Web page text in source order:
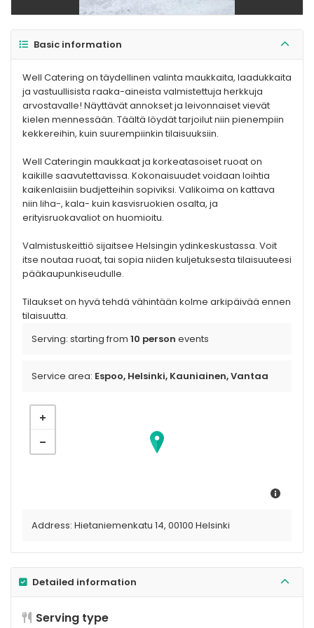
Basic information
Well Catering on täydellinen valinta maukkaita, laadukkaita
ja vastuullisista raaka-aineista valmistettuja herkkuja
arvostavalle! Näyttävät annokset ja leivonnaiset vievät
kielen mennessään. Täältä löydät tarjoilut niin pienempiin
kekkereihin, kuin suurempiinkin tilaisuuksiin.
Well Cateringin maukkaat ja korkeatasoiset ruoat on
kaikille saavutettavissa. Kokonaisuudet voidaan loihtia
kaikenlaisiin budjetteihin sopiviksi. Valikoima on kattava
niin liha-, kala- kuin kasvisruokien osalta, ja
erityisruokavaliot on huomioitu.
Valmistuskeittiö sijaitsee Helsingin ydinkeskustassa. Voit
itse noutaa ruoat, tai sopia niiden kuljetuksesta tilaisuuteesi
pääkaupunkiseudulle.
Tilaukset on hyvä tehdä vähintään kolme arkipäivää ennen
tilaisuutta.
Serving: starting from 10 person events
Service area: Espoo, Helsinki, Kauniainen, Vantaa
Address: Hietaniemenkatu 14, 00100 Helsinki
Detailed information
Serving type